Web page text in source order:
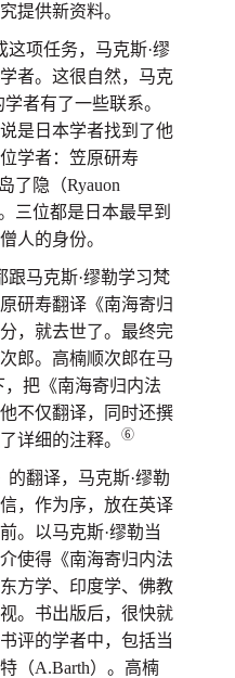
提供新资料。
项任务，马克斯·缪
者。这很自然，马克
者有了一些联系。
是日本学者找到了他
学者：笠原研寿
了隐（Ryauon
三位都是日本最早到
人的身份。
马克斯·缪勒学习梵
研寿翻译《南海寄归
，就去世了。最终完
郎。高楠顺次郎在马
，把《南海寄归内法
不仅翻译，同时还撰
详细的注释。
⑥
翻译，马克斯·缪勒
，作为序，放在英译
。以马克斯·缪勒当
使得《南海寄归内法
方学、印度学、佛教
。书出版后，很快就
评的学者中，包括当
（A.Barth）。高楠